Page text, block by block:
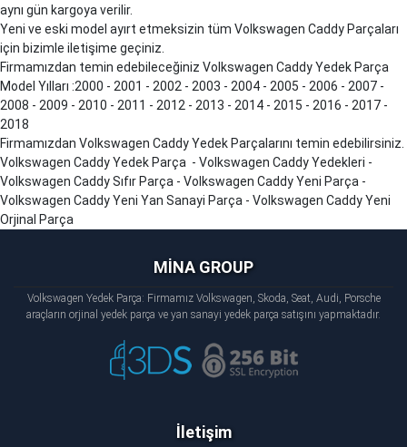
aynı gün kargoya verilir.
Yeni ve eski model ayırt etmeksizin tüm Volkswagen Caddy Parçaları
için bizimle iletişime geçiniz.
Firmamızdan temin edebileceğiniz Volkswagen CaddyYedek Parça
Model Yılları :2000 - 2001 - 2002 - 2003 - 2004 - 2005 - 2006 - 2007 -
2008 - 2009 - 2010 - 2011 - 2012 - 2013 - 2014 - 2015 - 2016 - 2017 -
2018
Firmamızdan Volkswagen CaddyYedek Parçalarını temin edebilirsiniz.
Volkswagen CaddyYedek Parça - Volkswagen CaddyYedekleri -
Volkswagen CaddySıfır Parça - Volkswagen CaddyYeni Parça -
Volkswagen CaddyYeni Yan Sanayi Parça - Volkswagen CaddyYeni
Orjinal Parça
MİNA GROUP
Volkswagen Yedek Parça: Firmamız Volkswagen, Skoda, Seat, Audi, Porsche
araçların orjinal yedek parça ve yan sanayi yedek parça satışını yapmaktadır.
İletişim